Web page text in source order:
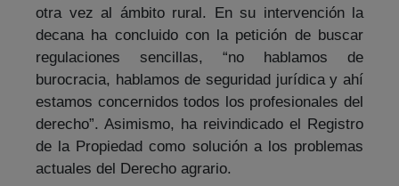
otra vez al ámbito rural. En su intervención la
decana ha concluido con la petición de buscar
regulaciones sencillas, “no hablamos de
burocracia, hablamos de seguridad jurídica y ahí
estamos concernidos todos los profesionales del
derecho”. Asimismo, ha reivindicado el Registro
de la Propiedad como solución a los problemas
actuales del Derecho agrario.